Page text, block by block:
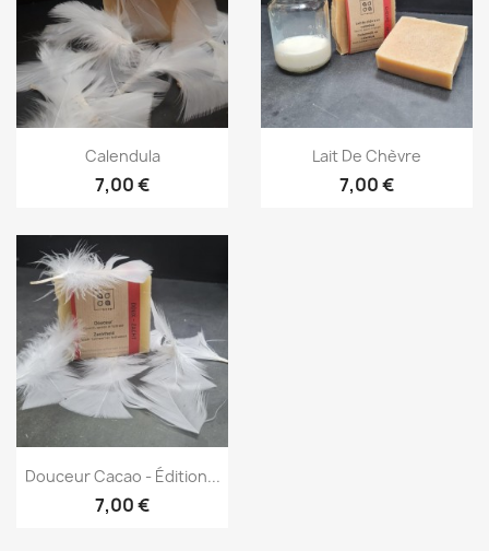
Aperçu rapide
Calendula
7,00 €
 Aperçu rapide
Lait De Chèvre
7,00 €
Aperçu rapide
Douceur Cacao - Édition...
7,00 €